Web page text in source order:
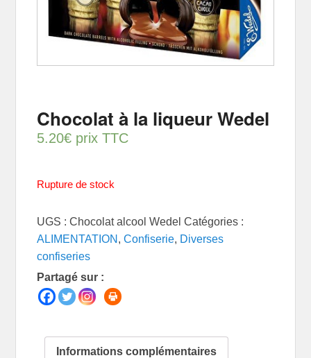
Chocolat à la liqueur Wedel
5.20€ prix TTC
Rupture de stock
UGS :Chocolat alcool Wedel Catégories :
ALIMENTATION ,Confiserie, Diverses
confiseries
Partagé sur :
Informations complémentaires